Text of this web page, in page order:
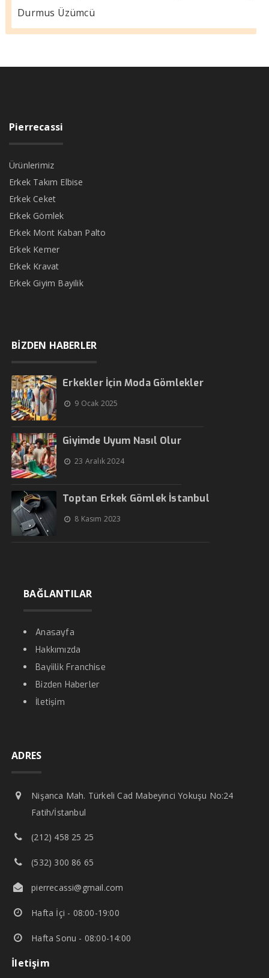
Durmus Üzümcü
Pierrecassi
Ürünlerimiz
Erkek Takım Elbise
Erkek Ceket
Erkek Gömlek
Erkek Mont Kaban Palto
Erkek Kemer
Erkek Kravat
Erkek Giyim Bayilik
BİZDEN HABERLER
Erkekler İçin Moda Gömlekler
9 Ocak 2025
Giyimde Uyum Nasıl Olur
23 Aralık 2024
Toptan Erkek Gömlek İstanbul
8 Kasım 2023
BAĞLANTILAR
Anasayfa
Hakkımızda
Bayiilik Franchise
Bizden Haberler
İletişim
ADRES
Nişanca Mah. Türkeli Cad Mabeyinci Yokuşu No:24
Fatih/İstanbul
(212) 458 25 25
(532) 300 86 65
pierrecassi@gmail.com
Hafta İçi - 08:00-19:00
Hafta Sonu - 08:00-14:00
İletişim